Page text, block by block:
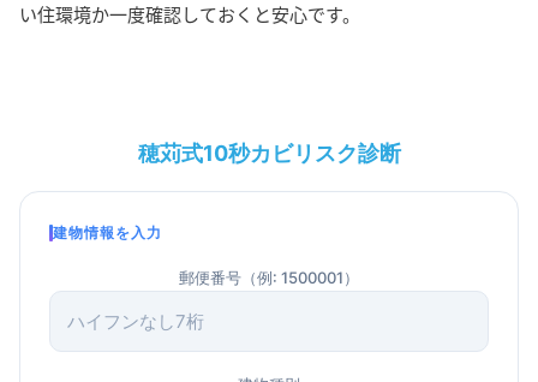
い住環境か一度確認しておくと安心です。
穂苅式10秒カビリスク診断
建物情報を入力
郵便番号（例: 1500001）